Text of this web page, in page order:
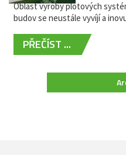
Oblast výroby plotových
budov se neustále vyvíjí a
PŘEČÍST ...